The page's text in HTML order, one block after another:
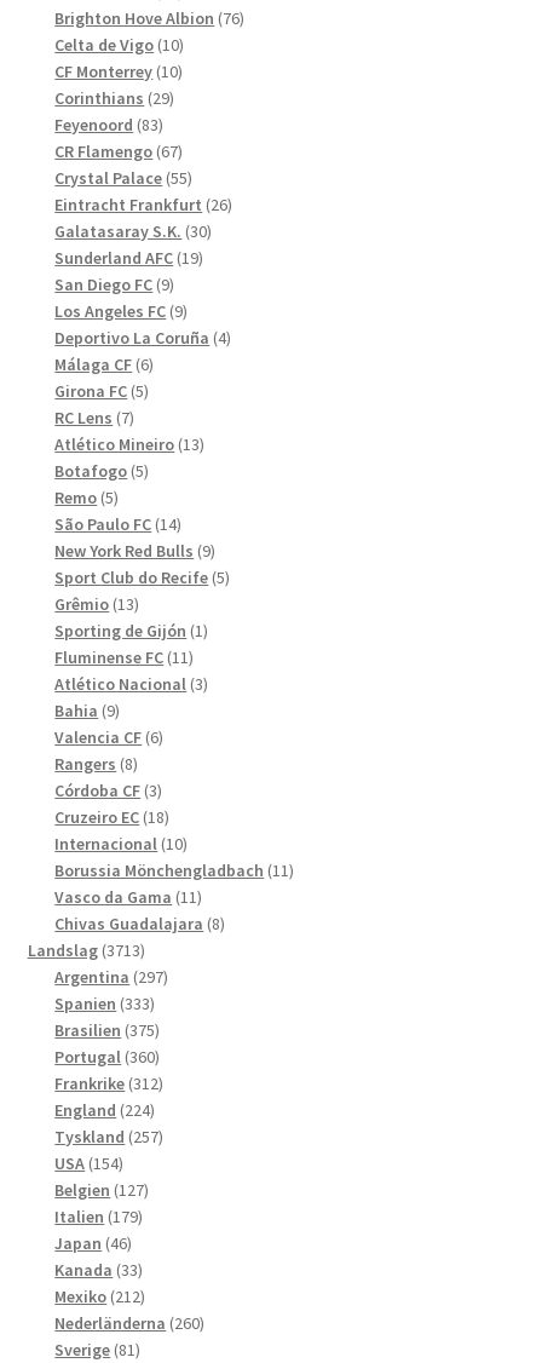
produkter
Brighton Hove Albion 7676
Celta de Vigo 1010
produkter
CF Monterrey 1010
Corinthians 2929
Feyenoord 8383
produkter
CR Flamengo 6767
produkter
Crystal Palace 5555
produkter
Eintracht Frankfurt 2626
Galatasaray S.K. 3030
Sunderland AFC 1919
San Diego FC 99
produkter
Los Angeles FC 99
produkter
Deportivo La Coruña 44
Málaga CF 66
Girona FC 55
RC Lens 77
produkter
Atlético Mineiro 1313
Botafogo 55
Remo 55
produkter
São Paulo FC 1414
produkter
New York Red Bulls 99
produkter
Sport Club do Recife 55
Grêmio 1313
produkter
Sporting de Gijón 11
Fluminense FC 1111
produkter
Atlético Nacional 33
Bahia 99
produkter
Valencia CF 66
Rangers 88
produkter
Córdoba CF 33
produkter
Cruzeiro EC 1818
produkter
Internacional 1010
produkter
Borussia Mönchengladbach 1111
Vasco da Gama 1111
produkter
Chivas Guadalajara 88
Landslag 37133713
produkter
Argentina 297297
Spanien 333333
produkter
Brasilien 375375
produkter
Portugal 360360
produkter
Frankrike 312312
England 224224
produkter
Tyskland 257257
USA 154154
produkter
Belgien 127127
Italien 179179
Japan 4646
produkter
Kanada 3333
produkter
Mexiko 212212
produkter
Nederländerna 260260
Sverige 8181